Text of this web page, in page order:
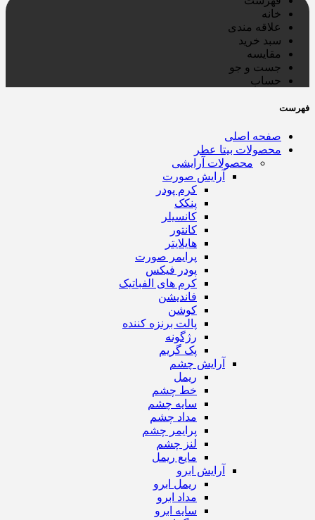
خانه
علاقه مندی
سبد خرید
مقایسه
جست و جو
حساب
فهرست
صفحه اصلی
محصولات بیتا عطر
محصولات آرایشی
آرایش صورت
کرم پودر
پنکک
کانسیلر
کانتور
هایلایتر
پرایمر صورت
پودر فیکس
کرم های الفباتیک
فاندیشن
کوشن
پالت برنزه کننده
رژگونه
پک گریم
آرایش چشم
ریمل
خط چشم
سایه چشم
مداد چشم
پرایمر چشم
لنز چشم
مایع ریمل
آرایش ابرو
ریمل ابرو
مداد ابرو
سایه ابرو